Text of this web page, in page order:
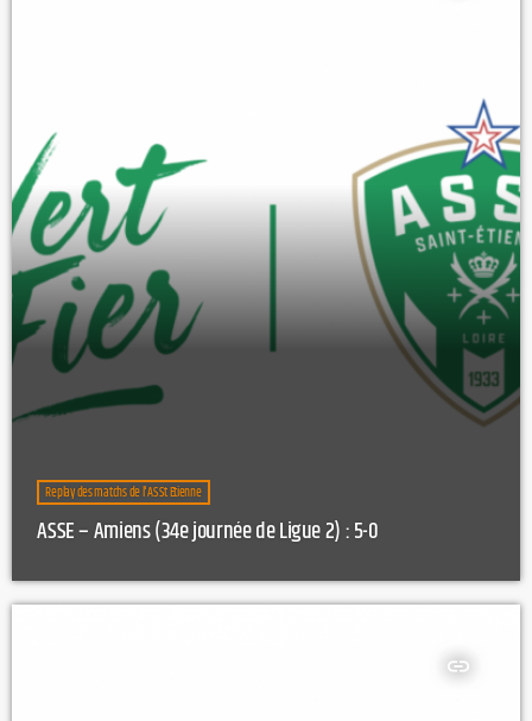
Replay des matchs de l'AS St Etienne
ASSE – Amiens (34e journée de Ligue 2) : 5-0
insert_link